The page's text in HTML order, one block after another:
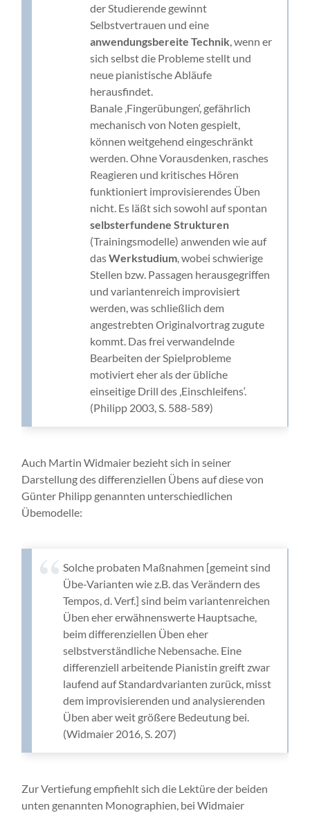
der Studierende gewinnt
Selbstvertrauen und eine
anwendungsbereite Technik, wenn er
sich selbst die Probleme stellt und
neue pianistische Abläufe
herausfindet.
Banale ‚Fingerübungen‘, gefährlich
mechanisch von Noten gespielt,
können weitgehend eingeschränkt
werden. Ohne Vorausdenken, rasches
Reagieren und kritisches Hören
funktioniert improvisierendes Üben
nicht. Es läßt sich sowohl auf spontan
selbsterfundene Strukturen
(Trainingsmodelle) anwenden wie auf
dasWerkstudium, wobei schwierige
Stellen bzw. Passagen herausgegriffen
und variantenreich improvisiert
werden, was schließlich dem
angestrebten Originalvortrag zugute
kommt. Das frei verwandelnde
Bearbeiten der Spielprobleme
motiviert eher als der übliche
einseitige Drill des ‚Einschleifens‘.
(Philipp 2003, S. 588-589)
Auch Martin Widmaier bezieht sich in seiner
Darstellung des differenziellen Übens auf diese von
Günter Philipp genannten unterschiedlichen
Übemodelle:
Solche probaten Maßnahmen [gemeint sind
Übe-Varianten wie z.B. das Verändern des
Tempos, d. Verf.] sind beim variantenreichen
Üben eher erwähnenswerte Hauptsache,
beim differenziellen Üben eher
selbstverständliche Nebensache. Eine
differenziell arbeitende Pianistin greift zwar
laufend auf Standardvarianten zurück, misst
dem improvisierenden und analysierenden
Üben aber weit größere Bedeutung bei.
(Widmaier 2016, S. 207)
Zur Vertiefung empfiehlt sich die Lektüre der beiden
unten genannten Monographien, bei Widmaier